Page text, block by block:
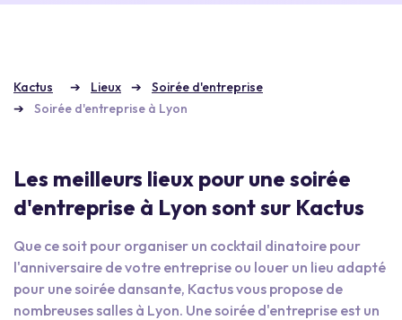
Kactus Lieux
Soirée d'entreprise
Soirée d'entreprise à Lyon
Les meilleurs lieux pour une soirée
d'entreprise à Lyon sont sur Kactus
Que ce soit pour organiser un cocktail dinatoire pour
l'anniversaire de votre entreprise ou louer un lieu adapté
pour une soirée dansante, Kactus vous propose de
nombreuses salles à Lyon. Une soirée d'entreprise est un